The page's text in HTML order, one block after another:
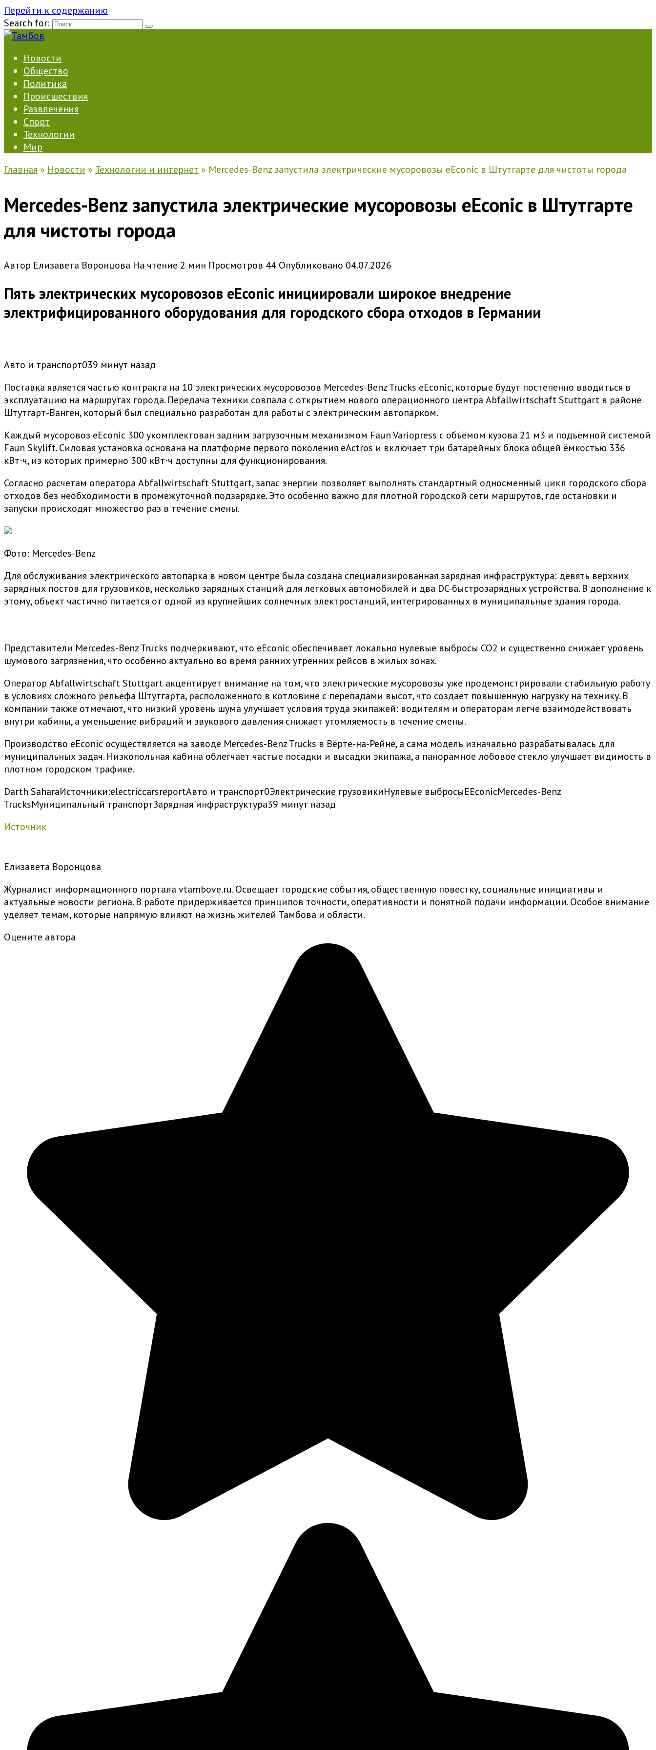
Перейти к содержанию
Search for:
Новости
Общество
Политика
Происшествия
Развлечения
Спорт
Технологии
Мир
Главная » Новости » Технологии и интернет » Mercedes-Benz запустила электрические мусоровозы eEconic в Штутгарте для чистоты города
Mercedes-Benz запустила электрические мусоровозы eEconic в Штутгарте
для чистоты города
Автор Елизавета Воронцова На чтение 2 мин Просмотров 44 Опубликовано 04.07.2026
Пять электрических мусоровозов eEconic инициировали широкое внедрение
электрифицированного оборудования для городского сбора отходов в Германии
Авто и транспорт039 минут назад
Поставка является частью контракта на 10 электрических мусоровозов Mercedes-Benz Trucks eEconic, которые будут постепенно вводиться в
эксплуатацию на маршрутах города. Передача техники совпала с открытием нового операционного центра Abfallwirtschaft Stuttgart в районе
Штутгарт-Ванген, который был специально разработан для работы с электрическим автопарком.
Каждый мусоровоз eEconic 300 укомплектован задним загрузочным механизмом Faun Variopress с объёмом кузова 21 м3 и подъёмной системой
Faun Skylift. Силовая установка основана на платформе первого поколения eActros и включает три батарейных блока общей ёмкостью 336
кВт⋅ч, из которых примерно 300 кВт⋅ч доступны для функционирования.
Согласно расчетам оператора Abfallwirtschaft Stuttgart, запас энергии позволяет выполнять стандартный односменный цикл городского сбора
отходов без необходимости в промежуточной подзарядке. Это особенно важно для плотной городской сети маршрутов, где остановки и
запуски происходят множество раз в течение смены.
Фото: Mercedes-Benz
Для обслуживания электрического автопарка в новом центре была создана специализированная зарядная инфраструктура: девять верхних
зарядных постов для грузовиков, несколько зарядных станций для легковых автомобилей и два DC-быстрозарядных устройства. В дополнение к
этому, объект частично питается от одной из крупнейших солнечных электростанций, интегрированных в муниципальные здания города.
Представители Mercedes-Benz Trucks подчеркивают, что eEconic обеспечивает локально нулевые выбросы CO2 и существенно снижает уровень
шумового загрязнения, что особенно актуально во время ранних утренних рейсов в жилых зонах.
Оператор Abfallwirtschaft Stuttgart акцентирует внимание на том, что электрические мусоровозы уже продемонстрировали стабильную работу
в условиях сложного рельефа Штутгарта, расположенного в котловине с перепадами высот, что создает повышенную нагрузку на технику. В
компании также отмечают, что низкий уровень шума улучшает условия труда экипажей: водителям и операторам легче взаимодействовать
внутри кабины, а уменьшение вибраций и звукового давления снижает утомляемость в течение смены.
Производство eEconic осуществляется на заводе Mercedes-Benz Trucks в Вёрте-на-Рейне, а сама модель изначально разрабатывалась для
муниципальных задач. Низкопольная кабина облегчает частые посадки и высадки экипажа, а панорамное лобовое стекло улучшает видимость в
плотном городском трафике.
Darth SaharaИсточники:electriccarsreportАвто и транспорт0Электрические грузовикиНулевые выбросыEEconicMercedes-Benz
TrucksМуниципальный транспортЗарядная инфраструктура39 минут назад
Источник
Елизавета Воронцова
Журналист информационного портала vtambove.ru. Освещает городские события, общественную повестку, социальные инициативы и
актуальные новости региона. В работе придерживается принципов точности, оперативности и понятной подачи информации. Особое внимание
уделяет темам, которые напрямую влияют на жизнь жителей Тамбова и области.
Оцените автора